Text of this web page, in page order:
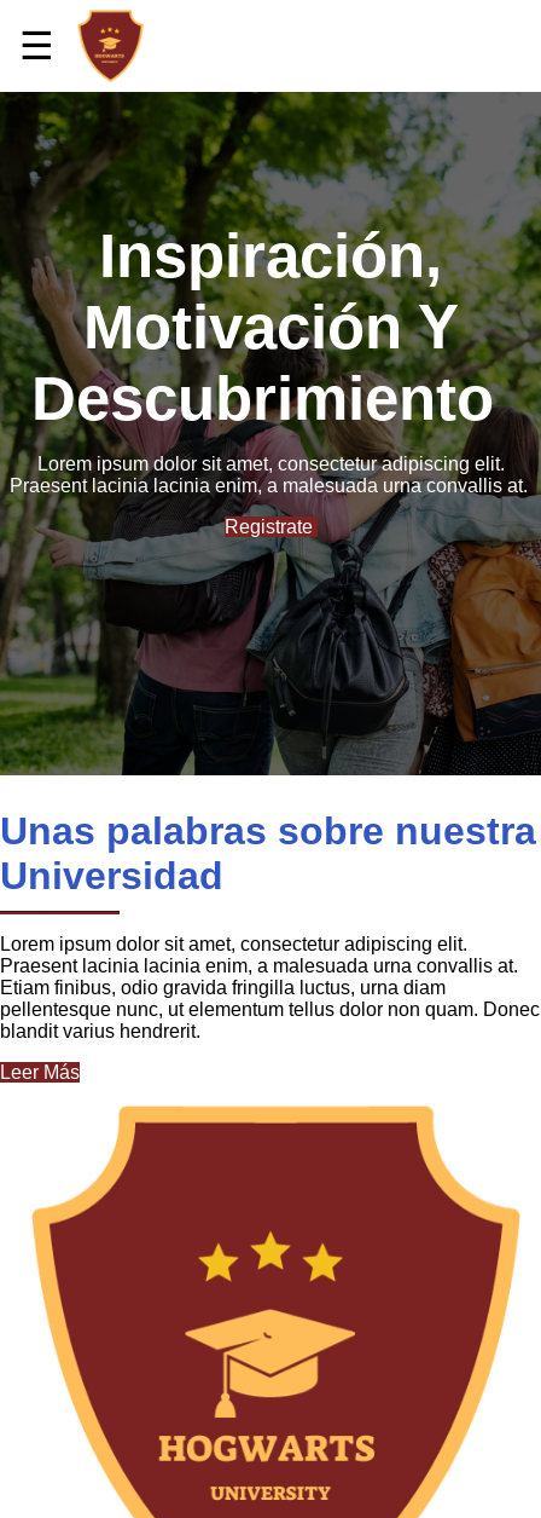
☰
Inspiración,
Motivación Y
Descubrimiento
Lorem ipsum dolor sit amet, consectetur adipiscing elit.
Praesent lacinia lacinia enim, a malesuada urna convallis at.
Registrate
Unas palabras sobre nuestra
Universidad
Lorem ipsum dolor sit amet, consectetur adipiscing elit.
Praesent lacinia lacinia enim, a malesuada urna convallis at.
Etiam finibus, odio gravida fringilla luctus, urna diam
pellentesque nunc, ut elementum tellus dolor non quam. Donec
blandit varius hendrerit.
Leer Más